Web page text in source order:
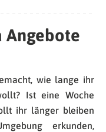
Angebote
wie lange ihr
Ist eine Woche
ihr länger bleiben
erkunden,